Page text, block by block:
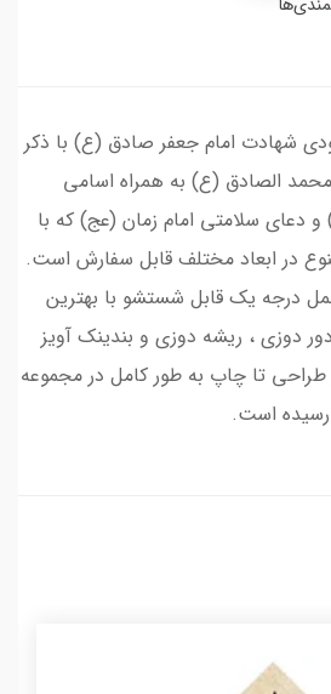
شهادت امام جعفر صادق (ع) با ذکر
الصادق (ع) به همراه اسامی
دعای سلامتی امام زمان (عج) که با
در ابعاد مختلف قابل سفارش است.
درجه یک قابل شستشو با بهترین
دوزی ، ریشه دوزی و بندینک آویز
تا چاپ به طور کامل در مجموعه
رسیده است.